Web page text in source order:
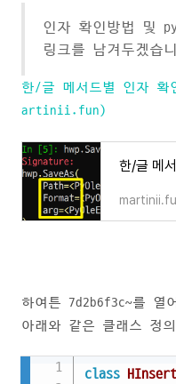
인자 확인방법 및
링크를 남겨두겠습
한/글 메서드별 인자
artinii.fun)
하여튼 7d2b6f3c~를 열
아래와 같은 클래스 정
class